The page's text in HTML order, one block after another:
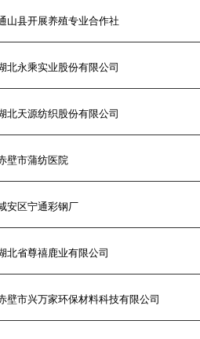
山县开展养殖专业合作社
北永乘实业股份有限公司
北天源纺织股份有限公司
壁市蒲纺医院
安区宁通彩钢厂
北省尊禧鹿业有限公司
壁市兴万家环保材料科技有限公司